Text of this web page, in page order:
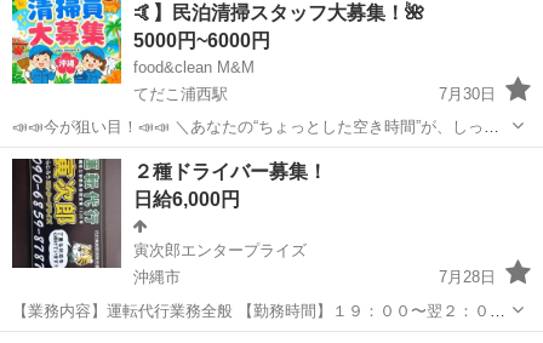
🤙】民泊清掃スタッフ大募集！🌺
5000円~6000円
food&clean M&M
てだこ浦西駅
7月30日
📣📣今が狙い目！📣📣 ＼あなたの“ちょっとした空き時間”が、しっか
り収入になります／ メインで、できる方今が狙い目‼️ 1日、2~3時間の
お時間で ꉂꉂ📣【月18万】も夢ではないです👏 北部中心で、観光客を迎
える民泊...
沖縄 国頭郡 てだこ浦西駅 清掃
２種ドライバー募集！
日給6,000円
寅次郎エンタープライズ
沖縄市
7月28日
【業務内容】運転代行業務全般 【勤務時間】１９：００〜翌２：００
その日の状況によって翌１：００頃に終了する時が多々あります。